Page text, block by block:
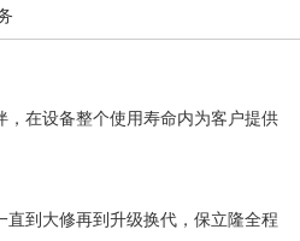
在设备整个使用寿命内为客户提供
直到大修再到升级换代，保立隆全程